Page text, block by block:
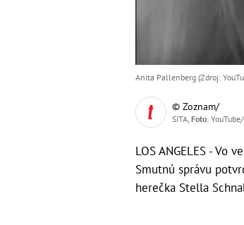
Anita Pallenberg (Zdroj:
© Zoznam/
SITA, Foto:
LOS ANGELES - Vo
Smutnú správu
herečka Stella